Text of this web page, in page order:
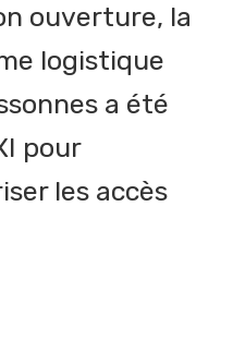
ouverture, la
logistique
a été
pour
les accès